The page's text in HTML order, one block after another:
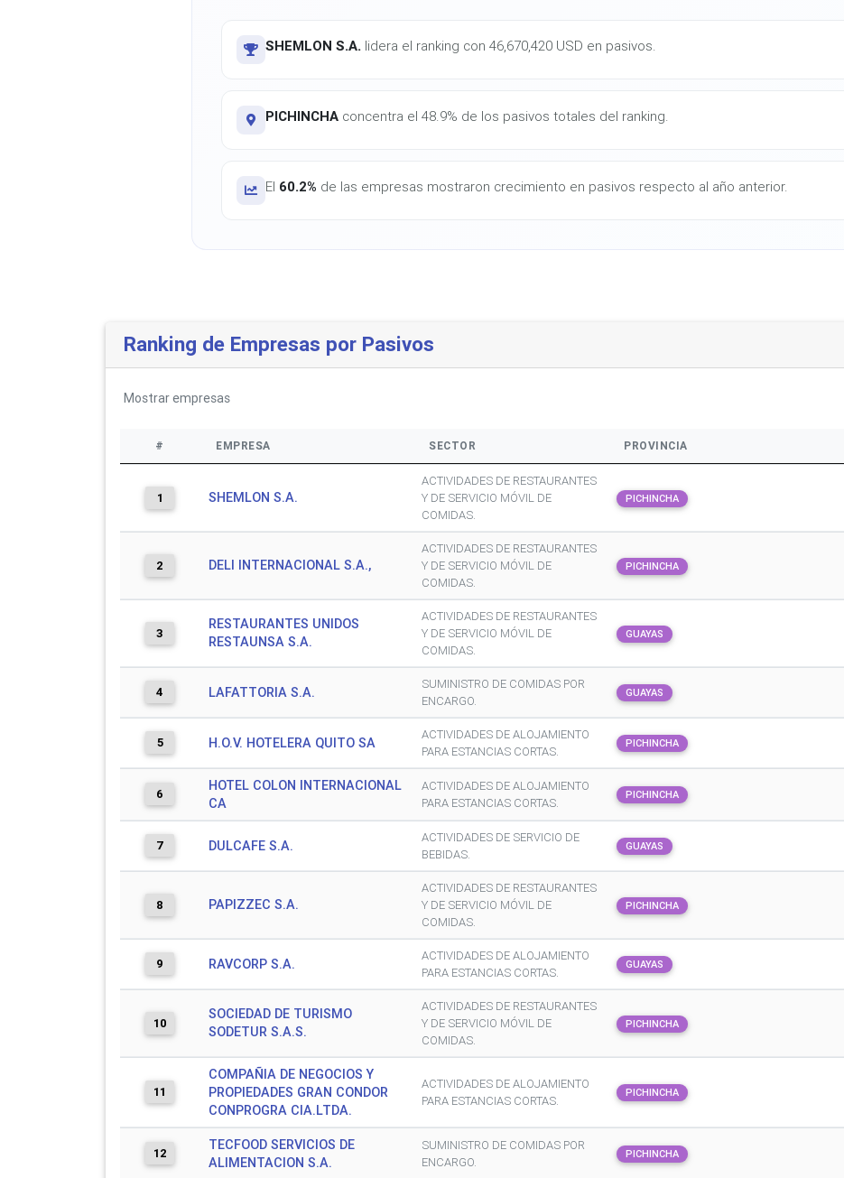
SHEMLON S.A. lidera el ranking con 46,670,420 USD en pasivos.
PICHINCHA concentra el 48.9% de los pasivos totales del ranking.
El 60.2% de las empresas mostraron crecimiento en pasivos respecto al año anterior.
Ranking de Empresas por Pasivos
Mostrarempresas
# EMPRESA SECTOR PROVINCIA
1 SHEMLON S.A.
ACTIVIDADES DE RESTAURANTES
Y DE SERVICIO MÓVIL DE
COMIDAS.
PICHINCHA
2 DELI INTERNACIONAL S.A.,
ACTIVIDADES DE RESTAURANTES
Y DE SERVICIO MÓVIL DE
COMIDAS.
PICHINCHA
3
RESTAURANTES UNIDOS
RESTAUNSA S.A.
ACTIVIDADES DE RESTAURANTES
Y DE SERVICIO MÓVIL DE
COMIDAS.
GUAYAS
4 LAFATTORIA S.A.
SUMINISTRO DE COMIDAS POR
ENCARGO.
GUAYAS
5 H.O.V. HOTELERA QUITO SA
ACTIVIDADES DE ALOJAMIENTO
PARA ESTANCIAS CORTAS.
PICHINCHA
6
HOTEL COLON INTERNACIONAL
CA
ACTIVIDADES DE ALOJAMIENTO
PARA ESTANCIAS CORTAS.
PICHINCHA
7 DULCAFE S.A.
ACTIVIDADES DE SERVICIO DE
BEBIDAS.
GUAYAS
8 PAPIZZEC S.A.
ACTIVIDADES DE RESTAURANTES
Y DE SERVICIO MÓVIL DE
COMIDAS.
PICHINCHA
9 RAVCORP S.A.
ACTIVIDADES DE ALOJAMIENTO
PARA ESTANCIAS CORTAS.
GUAYAS
10
SOCIEDAD DE TURISMO
SODETUR S.A.S.
ACTIVIDADES DE RESTAURANTES
Y DE SERVICIO MÓVIL DE
COMIDAS.
PICHINCHA
11
COMPAÑIA DE NEGOCIOS Y
PROPIEDADES GRAN CONDOR
CONPROGRA CIA.LTDA.
ACTIVIDADES DE ALOJAMIENTO
PARA ESTANCIAS CORTAS.
PICHINCHA
12
TECFOOD SERVICIOS DE
ALIMENTACION S.A.
SUMINISTRO DE COMIDAS POR
ENCARGO.
PICHINCHA